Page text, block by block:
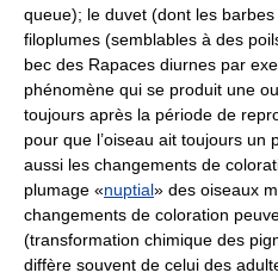
queue); le duvet (dont les
filoplumes (semblables à des
bec des Rapaces diurnes par
phénomène qui se produit une
toujours après la période de
pour que l’oiseau ait toujours
aussi les changements de
plumage «nuptial» des oiseaux
changements de coloration
(transformation chimique des
diffère souvent de celui des